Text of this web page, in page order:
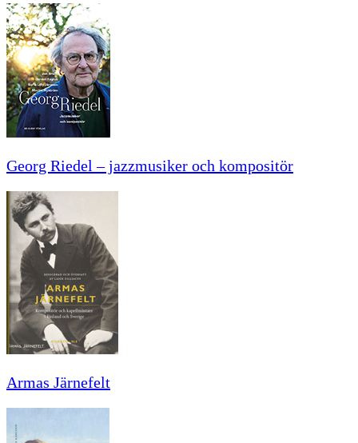
Georg Riedel – jazzmusiker och kompositör
Armas Järnefelt